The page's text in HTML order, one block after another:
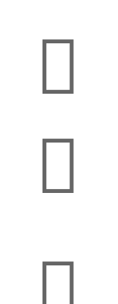

